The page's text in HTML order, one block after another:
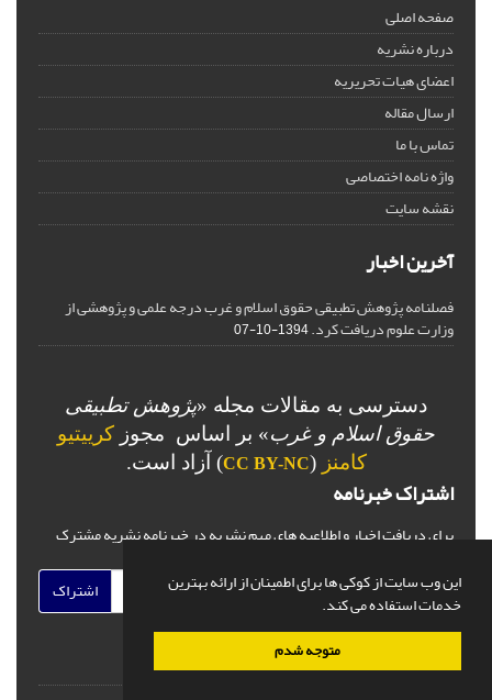
این وب سایت از کوکی ها برای اطمینان از ارائه بهترین
خدمات استفاده می کند.
متوجه شدم
صفحه اصلی
درباره نشریه
اعضای هیات تحریریه
ارسال مقاله
تماس با ما
واژه نامه اختصاصی
نقشه سایت
آخرین اخبار
فصلنامه پژوهش تطبیقی حقوق اسلام و غرب درجه علمی و پژوهشی از
وزارت علوم دریافت کرد.1394-10-07
دسترسی به مقالات مجله «پژوهش تطبیقی
حقوق اسلام و غرب» بر اساس مجوز کرییتیو
کامنز (
CC BY-NC) آزاد است.
اشتراک خبرنامه
برای دریافت اخبار و اطلاعیه های مهم نشریه در خبرنامه نشریه مشترک
اشتراک